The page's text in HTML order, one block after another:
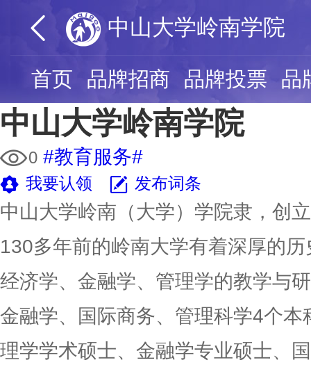
中山大学岭南学院
首页 品牌招商 品牌投票 品
中山大学岭南学院
0 #教育服务#
我要认领 发布词条
中山大学岭南（大学）学院隶，创
130多年前的岭南大学有着深厚的
经济学、金融学、管理学的教学与
金融学、国际商务、管理科学4个
理学学术硕士、金融学专业硕士、